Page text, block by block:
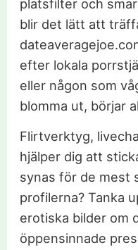
platsfilter och
blir det lätt att
efter lokala
eller någon som
blomma ut, börjar
Flirtverktyg,
hjälper dig att
synas för de mest
profilerna? Tanka
erotiska bilder om
öppensinnade